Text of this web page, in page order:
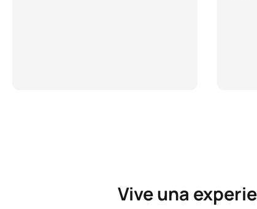
Vive una